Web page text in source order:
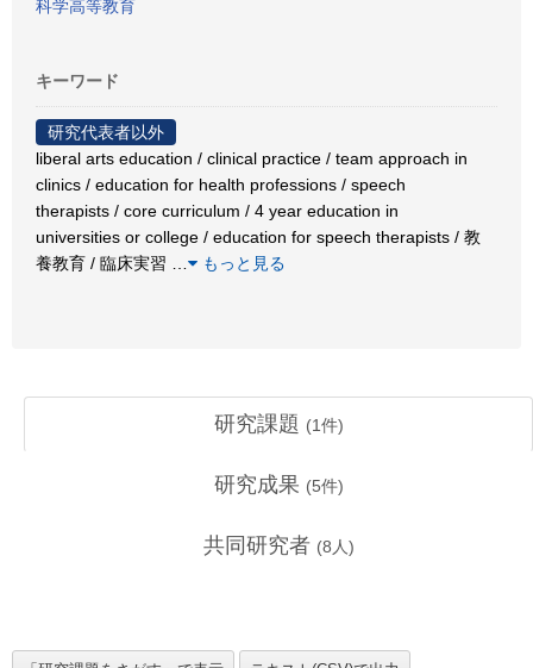
科学高等教育
キーワード
研究代表者以外
liberal arts education / clinical practice / team approach in
clinics / education for health professions / speech
therapists / core curriculum / 4 year education in
universities or college / education for speech therapists / 教
養教育 / 臨床実習
もっと見る
研究課題 (1件)
研究成果 (5件)
共同研究者 (8 人)